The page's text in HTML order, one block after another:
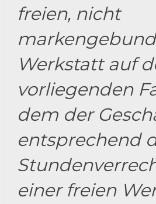
freien, nicht
Werkstatt auf
vorliegenden
dem der
entsprechend
einer freien